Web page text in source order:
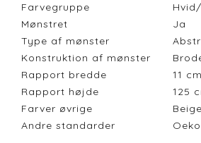
Farvegruppe
Mønstret
Ja
Type af mønster
Konstruktion af mønster
Rapport bredde
11 cm
Rapport højde
125
Farver øvrige
Andre standarder